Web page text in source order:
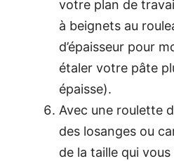
votre plan de
à beignets au
d’épaisseur pour
étaler votre pâte
épaisse).
Avec une roulette
des losanges ou
de la taille qui vous